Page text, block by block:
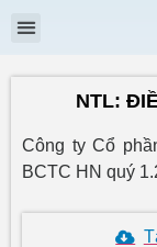
NTL:
Công ty Cổ
BCTC HN quý